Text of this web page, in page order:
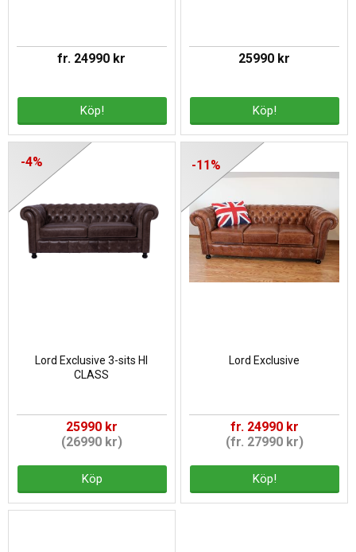
fr. 24990 kr
Köp!
25990 kr
Köp!
-4%
Lord Exclusive 3-sits HI
CLASS
25990 kr
(26990 kr)
Köp
-11%
Lord Exclusive
fr. 24990 kr
(fr. 27990 kr)
Köp!